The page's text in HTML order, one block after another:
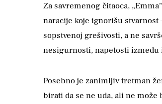
Za savremenog čitaoca,
naracije koje ignorišu stvarnost
sopstvenoj grešivosti, a ne
nesigurnosti, napetosti između
Posebno je zanimljiv tretman
birati da se ne uda, ali ne